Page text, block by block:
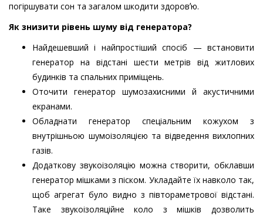
погіршувати сон та загалом шкодити здоровʼю.
Як знизити рівень шуму від генератора?
Найдешевший і найпростіший спосіб — встановити
генератор на відстані шести метрів від житлових
будинків та спальних приміщень.
Оточити генератор шумозахисними й акустичними
екранами.
Обладнати генератор спеціальним кожухом з
внутрішньою шумоізоляцією та відведення вихлопних
газів.
Додаткову звукоізоляцію можна створити, обклавши
генератор мішками з піском. Укладайте їх навколо так,
щоб агрегат було видно з півтораметрової відстані.
Таке звукоізоляційне коло з мішків дозволить